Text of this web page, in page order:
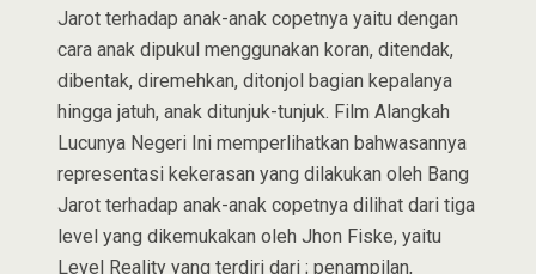
Jarot terhadap anak-anak copetnya yaitu dengan
cara anak dipukul menggunakan koran, ditendak,
dibentak, diremehkan, ditonjol bagian kepalanya
hingga jatuh, anak ditunjuk-tunjuk. Film Alangkah
Lucunya Negeri Ini memperlihatkan bahwasannya
representasi kekerasan yang dilakukan oleh Bang
Jarot terhadap anak-anak copetnya dilihat dari tiga
level yang dikemukakan oleh Jhon Fiske, yaitu
Level Reality yang terdiri dari ; penampilan,